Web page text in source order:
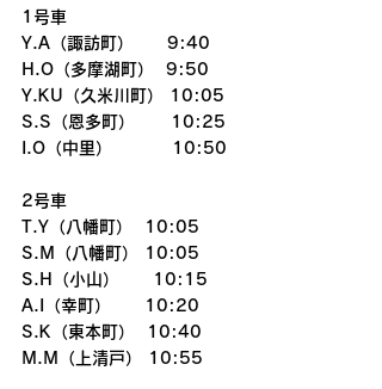
1号車
Y.A（諏訪町）　　9:40
H.O（多摩湖町）  9:50
Y.KU（久米川町） 10:05
S.S（恩多町）      10:25
I.O（中里）          10:50
2号車
T.Y（八幡町）  10:05
S.M（八幡町） 10:05
S.H（小山）　　10:15
A.I（幸町）　　10:20
S.K（東本町）  10:40
M.M（上清戸） 10:55